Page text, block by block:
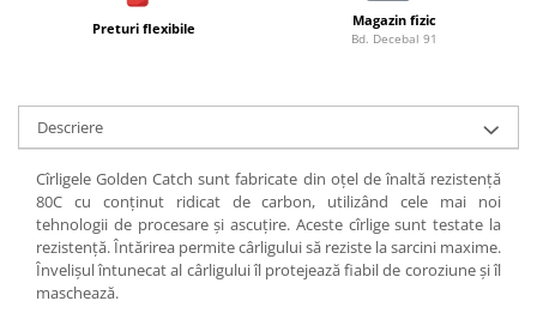
Penare
Altele
Rucsac
Accesorii conexe pescuit
Cântare
Instrumente
Preturi flexibile Magazin fizic
Bd. Decebal 91
Descriere
Cîrligele Golden Catch sunt fabricate din oțel de înaltă rezistență
80C cu conținut ridicat de carbon, utilizând cele mai noi
tehnologii de procesare și ascuțire. Aceste cîrlige sunt testate la
rezistență. Întărirea permite cârligului să reziste la sarcini maxime.
Învelișul întunecat al cârligului îl protejează fiabil de coroziune și îl
maschează.